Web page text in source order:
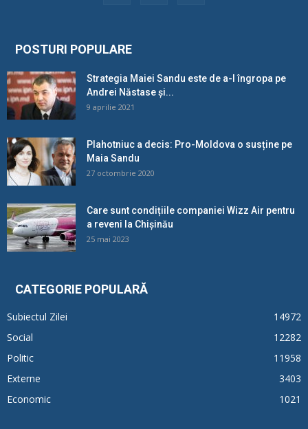
POSTURI POPULARE
Strategia Maiei Sandu este de a-l îngropa pe
Andrei Năstase și...
9 aprilie 2021
Plahotniuc a decis: Pro-Moldova o susține pe
Maia Sandu
27 octombrie 2020
Care sunt condițiile companiei Wizz Air pentru
a reveni la Chișinău
25 mai 2023
CATEGORIE POPULARĂ
Subiectul Zilei
14972
Social
12282
Politic
11958
Externe
3403
Economic
1021